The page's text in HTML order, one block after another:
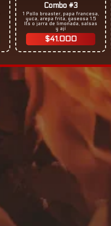
Combo #3
1 Pollo broaster, papa francesa,
yuca, arepa frita, gaseosa 1.5
lts o jarra de limonada, salsas
y ají
$41.000